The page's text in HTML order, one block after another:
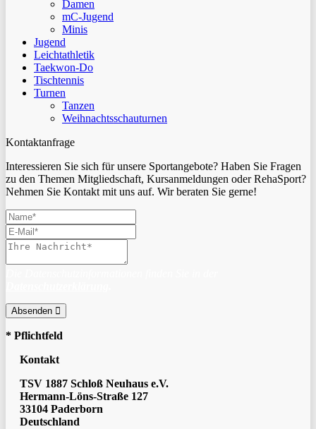
Damen
mC-Jugend
Minis
Jugend
Leichtathletik
Taekwon-Do
Tischtennis
Turnen
Tanzen
Weihnachtsschauturnen
Kontaktanfrage
Interessieren Sie sich für unsere Sportangebote? Haben Sie Fragen
zu den Themen Mitgliedschaft, Kursanmeldungen oder RehaSport?
Nehmen Sie Kontakt mit uns auf. Wir beraten Sie gerne!
Absenden
* Pflichtfeld
Kontakt
TSV 1887 Schloß Neuhaus e.V.
Hermann-Löns-Straße 127
33104 Paderborn
Deutschland